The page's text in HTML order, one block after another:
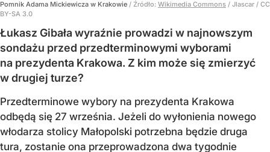
Pomnik Adama Mickiewicza w Krakowie / Źródło: Wikimedia Commons / Jlascar / CC
BY-SA 3.0
Łukasz Gibała wyraźnie prowadzi w najnowszym
sondażu przed przedterminowymi wyborami
na prezydenta Krakowa. Z kim może się zmierzyć
w drugiej turze?
Przedterminowe wybory na prezydenta Krakowa
odbędą się 27 września. Jeżeli do wyłonienia nowego
włodarza stolicy Małopolski potrzebna będzie druga
tura, zostanie ona przeprowadzona dwa tygodnie